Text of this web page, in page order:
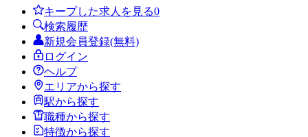
キープした求人を見る0
検索履歴
新規会員登録(無料)
ログイン
ヘルプ
エリアから探す
駅から探す
職種から探す
特徴から探す